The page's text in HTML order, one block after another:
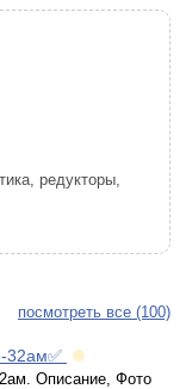
редукторы,
посмотреть все (100)
32ам✅
Описание, Фото